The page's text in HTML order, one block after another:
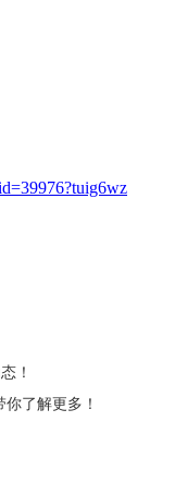
！
了解更多！